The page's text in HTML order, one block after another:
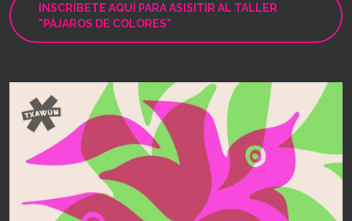
INSCRÍBETE AQUÍ PARA ASISITIR AL TALLER
"PÁJAROS DE COLORES"